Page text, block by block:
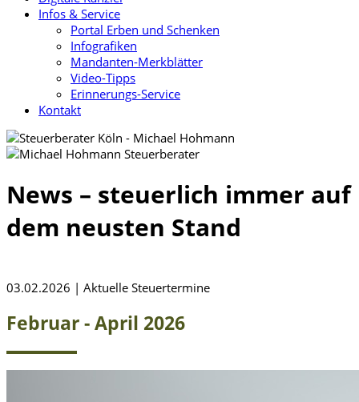
Infos & Service
Portal Erben und Schenken
Infografiken
Mandanten-Merkblätter
Video-Tipps
Erinnerungs-Service
Kontakt
News – steuerlich immer auf
dem neusten Stand
03.02.2026 | Aktuelle Steuertermine
Februar - April 2026